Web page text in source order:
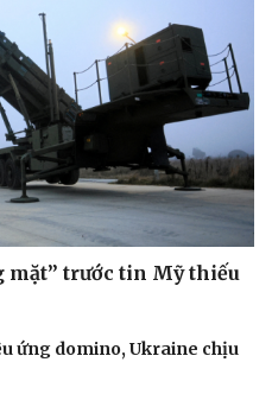
mặt” trước tin Mỹ thiếu
ứng domino, Ukraine chịu